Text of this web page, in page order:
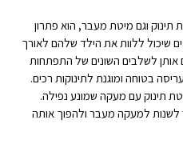
וגם מיטת מעבר, הוא פתרון
שיכול ללוות את הילד שלהם לאורך
אותן לשלבים השונים של התפתחות
בטוחה ומוגנת לתינוקות רכים.
תינוק עם מעקה שמונע נפילה.
לשנות למעקה מעבר ולהפוך אותה